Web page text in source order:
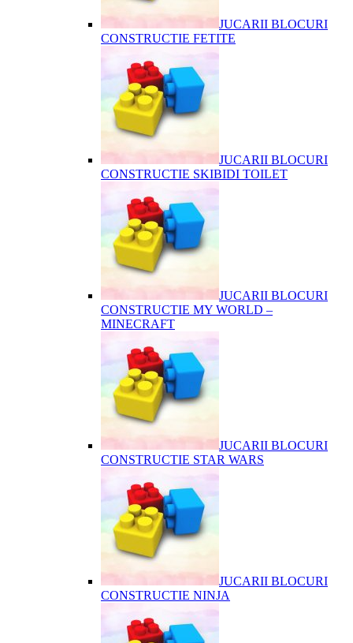
JUCARII BLOCURI
CONSTRUCTIE FETITE
JUCARII BLOCURI
CONSTRUCTIE SKIBIDI TOILET
JUCARII BLOCURI
CONSTRUCTIE MY WORLD –
MINECRAFT
JUCARII BLOCURI
CONSTRUCTIE STAR WARS
JUCARII BLOCURI
CONSTRUCTIE NINJA